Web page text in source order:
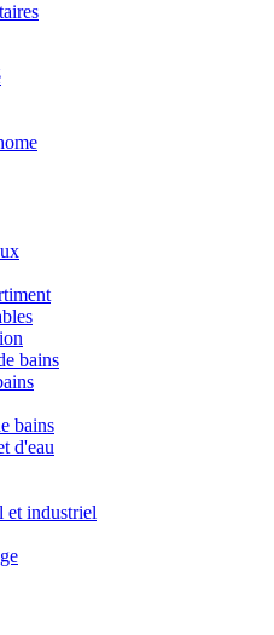
bains
bains
d'eau
et industriel